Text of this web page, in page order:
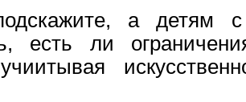
а детям с
есть ли